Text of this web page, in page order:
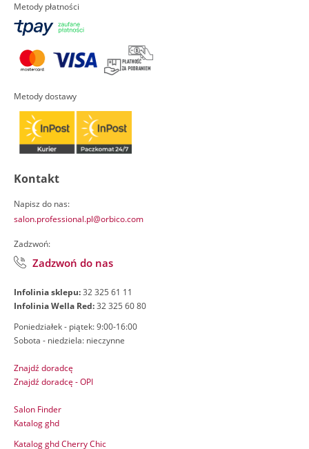
Metody płatności
Metody dostawy
Kontakt
Napisz do nas:
salon.professional.pl@orbico.com
Zadzwoń:
Zadzwoń do nas
Infolinia sklepu:32 325 61 11
Infolinia Wella Red:32 325 60 80
Poniedziałek - piątek: 9:00-16:00
Sobota - niedziela: nieczynne
Znajdź doradcę
Znajdź doradcę - OPI
Salon Finder
Katalog ghd
Katalog ghd Cherry Chic